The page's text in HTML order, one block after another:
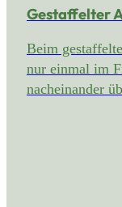
Gestaffelter
Beim
nur einmal im
nacheinander